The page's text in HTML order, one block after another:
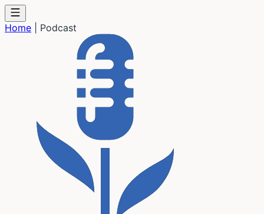
Home Podcast